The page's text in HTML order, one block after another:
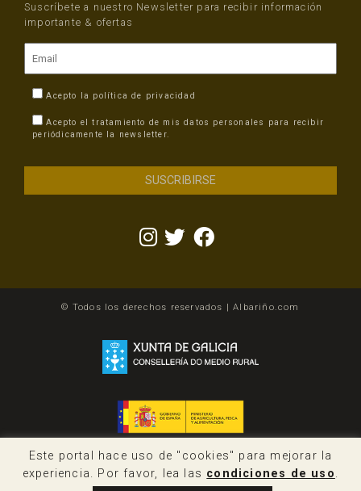
Suscríbete a nuestro Newsletter para recibir información
importante & ofertas
Acepto la política de privacidad
Acepto el tratamiento de mis datos personales para recibir
periódicamente la newsletter.
© Todos los derechos reservados | Albariño.com
Este portal hace uso de "cookies" para mejorar la
experiencia. Por favor, lea las condiciones de uso.